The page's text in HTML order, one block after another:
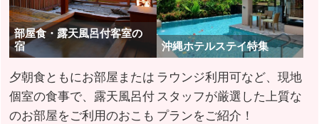
部屋食・露天風呂付客室の
宿
夕朝食ともにお部屋または
個室の食事で、露天風呂付
のお部屋をご利用のおこも
沖縄ホテルステイ特集
ラウンジ利用可など、現地
スタッフが厳選した上質な
プランをご紹介！